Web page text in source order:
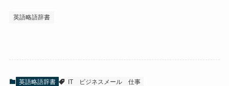
英語略語辞書
英語略語辞書 IT ビジネスメール 仕事